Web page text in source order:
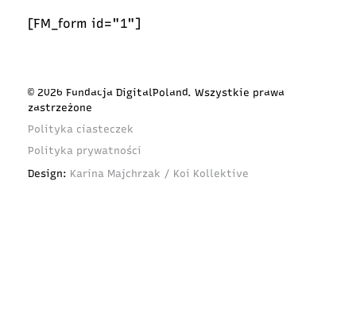
[FM_form id="1"]
© 2026 Fundacja DigitalPoland. Wszystkie prawa
zastrzeżone
Polityka ciasteczek
Polityka prywatności
Design: Karina Majchrzak / Koi Kollektive